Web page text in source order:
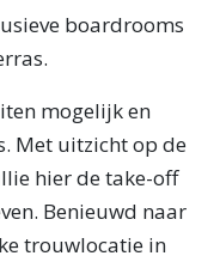
boardrooms
mogelijk en
Met uitzicht op de
hier de take-off
Benieuwd naar
trouwlocatie in